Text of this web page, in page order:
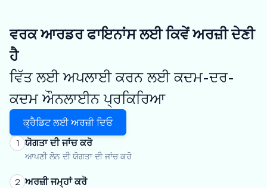
ਵਰਕ ਆਰਡਰ ਫਾਇਨਾਂਸ ਲਈ ਕਿਵੇਂ ਅਰਜ਼ੀ ਦੇਣੀ
ਹੈ
ਵਿੱਤ ਲਈ ਅਪਲਾਈ ਕਰਨ ਲਈ ਕਦਮ-ਦਰ-
ਕਦਮ ਔਨਲਾਈਨ ਪ੍ਰਕਿਰਿਆ
ਕ੍ਰੈਡਿਟ ਲਈ ਅਰਜ਼ੀ ਦਿਓ
1 ਯੋਗਤਾ ਦੀ ਜਾਂਚ ਕਰੋ
ਆਪਣੀ ਲੋਨ ਦੀ ਯੋਗਤਾ ਦੀ ਜਾਂਚ ਕਰੋ
2 ਅਰਜ਼ੀ ਜਮ੍ਹਾਂ ਕਰੋ